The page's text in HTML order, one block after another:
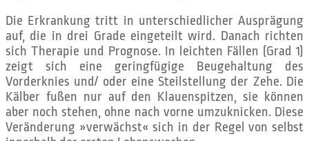
Die Erkrankung tritt in unterschiedlicher Ausprägung
auf, die in drei Grade eingeteilt wird. Danach richten
sich Therapie und Prognose. In leichten Fällen (Grad 1)
zeigt sich eine geringfügige Beugehaltung des
Vorderknies und/ oder eine Steilstellung der Zehe. Die
Kälber fußen nur auf den Klauenspitzen, sie können
aber noch stehen, ohne nach vorne umzuknicken. Diese
Veränderung »verwächst« sich in der Regel von selbst